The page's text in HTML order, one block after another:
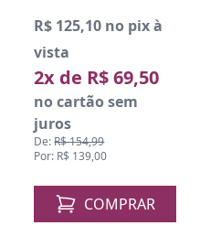
R$ 125,10 no pix à
vista
2x de R$ 69,50
no cartão sem
juros
De:R$ 154,99
Por: R$ 139,00
COMPRAR